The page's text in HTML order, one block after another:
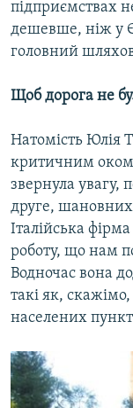
підприємствах
дешевше, ніж у
головний
Щоб дорога не
Натомість Юлія
критичним оком:
звернула увагу,
друге,
Італійська
роботу, що нам
Водночас вона
такі як, скажімо,
населених